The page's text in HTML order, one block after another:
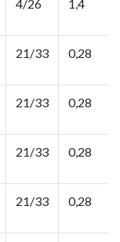
4/26 1,4
21/33 0,28
21/33 0,28
21/33 0,28
21/33 0,28